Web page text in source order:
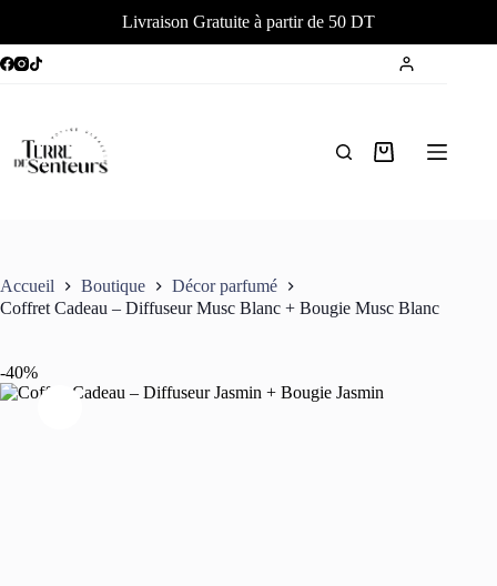
Livraison Gratuite à partir de 50 DT
Passer
au
Panier
Accueil Boutique
Décor parfumé
Coffret Cadeau – Diffuseur Musc Blanc + Bougie Musc Blanc
-40%